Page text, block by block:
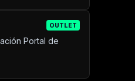
OUTLET
Portal de